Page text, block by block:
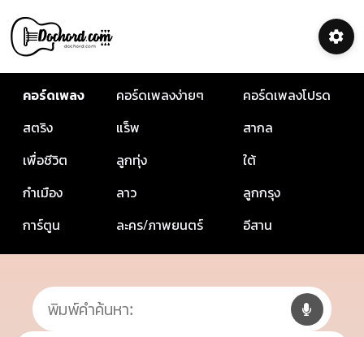
คอร์ดเพลง คอร์ดเพลงง่ายๆ
คอร์ดเพลงโปรด
สตริง
แร็พ
สากล
เพื่อชีวิต
ลูกทุ่ง
ใต้
กำเมือง
ลาว
ลูกกรุง
การ์ตูน
ละคร/ภาพยนตร์ อีสาน